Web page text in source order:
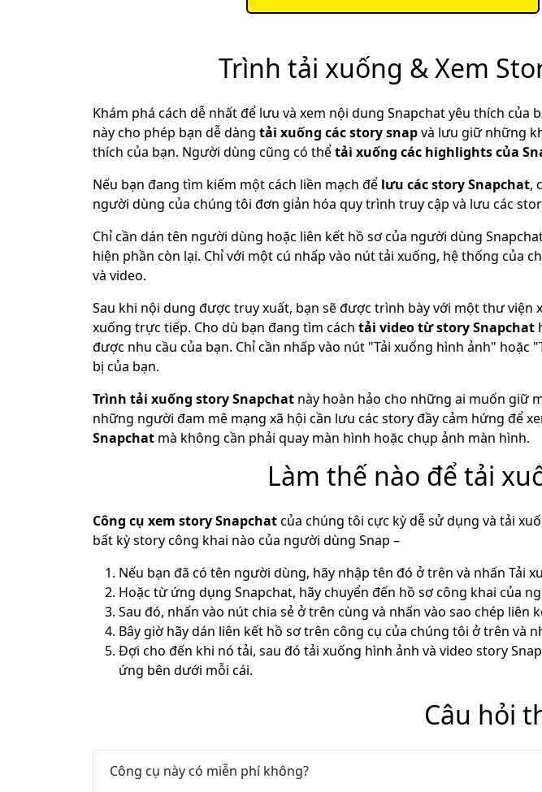
Trình tải xuống & Xem
Khám phá cách dễ nhất để lưu và xem nội dung Snapchat yêu thích của
này cho phép bạn dễ dàng tải xuống các story snapvà lưu giữ những
thích của bạn. Người dùng cũng có thểtải xuống các highlights của
Nếu bạn đang tìm kiếm một cách liền mạch để lưu các story Snapchat,
người dùng của chúng tôi đơn giản hóa quy trình truy cập và lưu các
Chỉ cần dán tên người dùng hoặc liên kết hồ sơ của người dùng
hiện phần còn lại. Chỉ với một cú nhấp vào nút tải xuống, hệ thống của
và video.
Sau khi nội dung được truy xuất, bạn sẽ được trình bày với một thư
xuống trực tiếp. Cho dù bạn đang tìm cách tải video từ story Snapchat
được nhu cầu của bạn. Chỉ cần nhấp vào nút "Tải xuống hình ảnh"
bị của bạn.
Trình tải xuống story Snapchat này hoàn hảo cho những ai muốn giữ
những người đam mê mạng xã hội cần lưu các story đầy cảm hứng để
Snapchat mà không cần phải quay màn hình hoặc chụp ảnh màn hình.
Làm thế nào để tải
Công cụ xem story Snapchatcủa chúng tôi cực kỳ dễ sử dụng và tải
bất kỳ story công khai nào của người dùng Snap –
Nếu bạn đã có tên người dùng, hãy nhập tên đó ở trên và nhấn Tải
Hoặc từ ứng dụng Snapchat, hãy chuyển đến hồ sơ công khai của
Sau đó, nhấn vào nút chia sẻ ở trên cùng và nhấn vào sao chép liên
Bây giờ hãy dán liên kết hồ sơ trên công cụ của chúng tôi ở trên và
Đợi cho đến khi nó tải, sau đó tải xuống hình ảnh và video story
ứng bên dưới mỗi cái.
Câu hỏi
Công cụ này có miễn phí không?